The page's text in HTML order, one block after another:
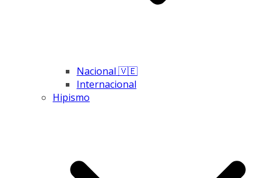
Nacional 🇻🇪
Internacional
Hipismo